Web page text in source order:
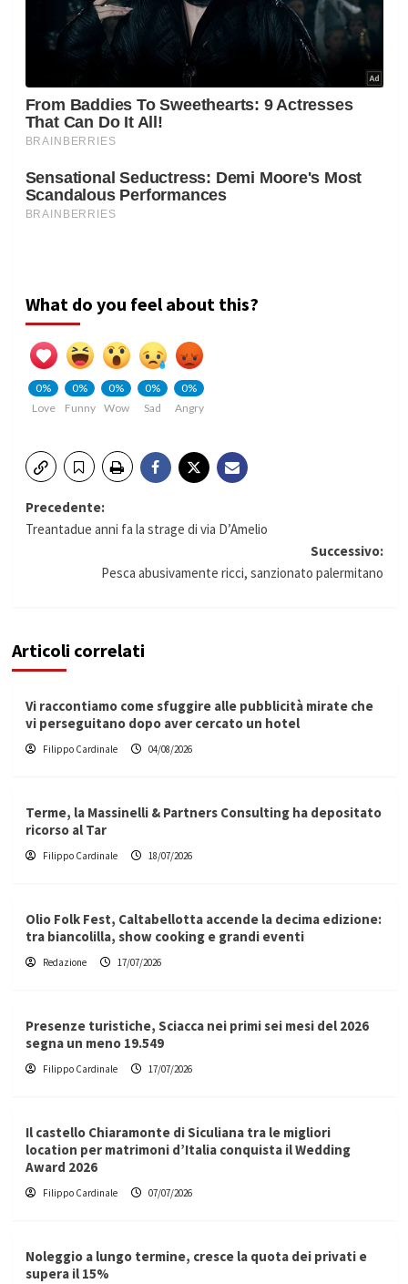
What do you feel about this?
0%
Love
0%
Funny
0%
Wow
0%
Sad
0%
Angry
Navigazione
Precedente:
Treantadue anni fa la strage di via D’Amelio
Successivo:
Pesca abusivamente ricci, sanzionato palermitano
Articoli correlati
Vi raccontiamo come sfuggire alle pubblicità mirate che
vi perseguitano dopo aver cercato un hotel
Filippo Cardinale 04/08/2026
Terme, la Massinelli & Partners Consulting ha depositato
ricorso al Tar
Filippo Cardinale 18/07/2026
Olio Folk Fest, Caltabellotta accende la decima edizione:
tra biancolilla, show cooking e grandi eventi
Redazione 17/07/2026
Presenze turistiche, Sciacca nei primi sei mesi del 2026
segna un meno 19.549
Filippo Cardinale 17/07/2026
Il castello Chiaramonte di Siculiana tra le migliori
location per matrimoni d’Italia conquista il Wedding
Award 2026
Filippo Cardinale 07/07/2026
Noleggio a lungo termine, cresce la quota dei privati e
supera il 15%